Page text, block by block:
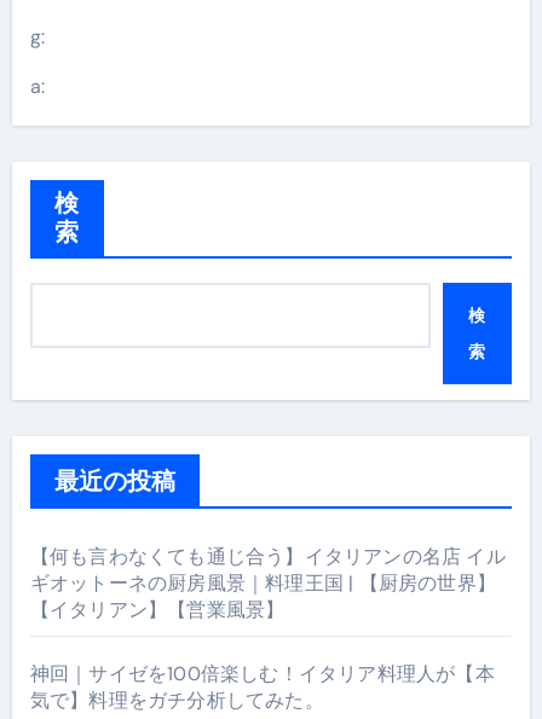
g:
a:
検
索
検
索
最近の投稿
【何も言わなくても通じ合う】イタリアンの名店 イル
ギオットーネの厨房風景｜料理王国 | 【厨房の世界】
【イタリアン】【営業風景】
神回｜サイゼを100倍楽しむ！イタリア料理人が【本
気で】料理をガチ分析してみた。